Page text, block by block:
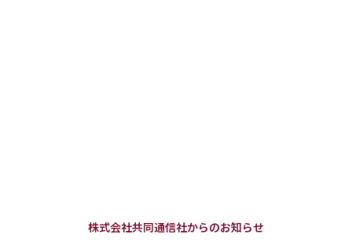
株式会社共同通信社からのお知らせ